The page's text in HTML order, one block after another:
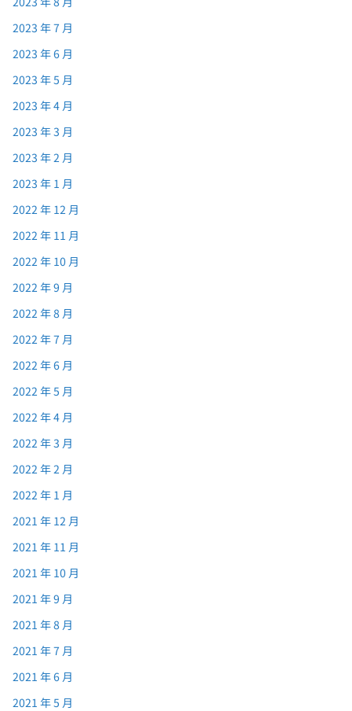
2023 年 7 月
2023 年 6 月
2023 年 5 月
2023 年 4 月
2023 年 3 月
2023 年 2 月
2023 年 1 月
2022 年 12 月
2022 年 11 月
2022 年 10 月
2022 年 9 月
2022 年 8 月
2022 年 7 月
2022 年 6 月
2022 年 5 月
2022 年 4 月
2022 年 3 月
2022 年 2 月
2022 年 1 月
2021 年 12 月
2021 年 11 月
2021 年 10 月
2021 年 9 月
2021 年 8 月
2021 年 7 月
2021 年 6 月
2021 年 5 月